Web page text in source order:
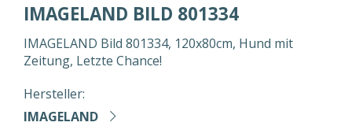
IMAGELAND BILD 801334
IMAGELAND Bild 801334, 120x80cm, Hund mit
Zeitung, Letzte Chance!
Hersteller:
IMAGELAND